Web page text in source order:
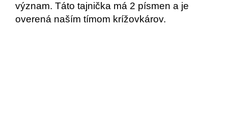
význam. Táto tajnička má 2 písmen a je
overená naším tímom krížovkárov.